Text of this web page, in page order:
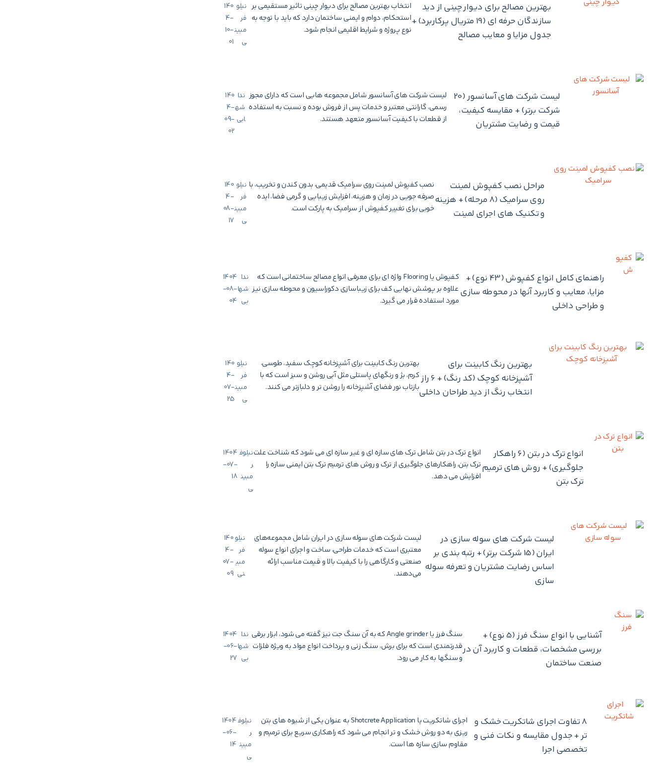
بهترین مصالح برای دیوار چینی از دید
سازندگان حرفه ای (19 متریال پرکاربرد) +
جدول مزایا و معایب مصالح
انتخاب بهترین مصالح برای دیوار چینی تاثیر مستقیمی بر
استحکام، دوام و ایمنی ساختمان دارد که باید با توجه به
نوع پروژه و شرایط اقلیمی انجام شود.
نیلو
فر
مبین
ی
140
4-
10-
01
لیست شرکت های آسانسور (20
شرکت برتر) + مقایسه کیفیت،
قیمت و رضایت مشتریان
لیست شرکت های آسانسور شامل مجموعه هایی است که دارای مجوز
رسمی، گارانتی معتبر و خدمات پس از فروش بوده و نسبت به استفاده
از قطعات با کیفیت آسانسور متعهد هستند.
ندا
شه
ابی
140
4-
09-
02
مراحل نصب کفپوش لمینت
روی سرامیک (8 مرحله) + هزینه
و تکنیک های اجرای لمینت
نصب کفپوش لمینت روی سرامیک قدیمی، بدون کندن و تخریب، با
صرفه جویی در زمان و هزینه، افزایش زیبایی و گرمی فضا، ایده
خوبی برای تغییر کفپوش از سرامیک به پارکت است.
نیلو
فر
مبین
ی
140
4-
08-
17
راهنمای کامل انواع کفپوش (43 نوع) +
مزایا، معایب و کاربرد آنها در محوطه سازی
و طراحی داخلی
کفپوش یا Flooring واژه ای برای معرفی انواع مصالح ساختمانی است که
علاوه بر پوشش نهایی کف برای زیباسازی دکوراسیون و محوطه سازی نیز
مورد استفاده قرار می گیرد.
ندا
شها
بی
1404
-08-
04
بهترین رنگ کابینت برای
آشپزخانه کوچک (کد رنگ) + 6 راز
انتخاب رنگ از دید طراحان داخلی
بهترین رنگ کابینت برای آشپزخانه کوچک سفید، طوسی،
کرم، بژ و رنگهای پاستلی مثل آبی روشن و سبز است که با
بازتاب نور فضای آشپزخانه را روشن تر و دلبازتر می کنند.
نیلو
فر
مبین
ی
140
4-
07-
25
انواع ترک در بتن (6 راهکار
جلوگیری) + روش های ترمیم
ترک بتن
انواع ترک در بتن شامل ترک های سازه ای و غیر سازه ای می شود که شناخت علت
ترک بتن، راهکارهای جلوگیری از ترک و روش های ترمیم ترک بتن ایمنی سازه را
افزایش می دهد.
نیلوف
ر
مبین
ی
1404
-07-
18
لیست شرکت های سوله سازی در
ایران (15 شرکت برتر) + رتبه بندی بر
اساس رضایت مشتریان و تعرفه سوله
سازی
لیست شرکت های سوله سازی در ایران شامل مجموعه‌های
معتبری است که خدمات طراحی، ساخت و اجرای انواع سوله
صنعتی و کارگاهی را با کیفیت بالا و قیمت مناسب ارائه
می‌دهند.
نیلو
فر
مبی
نی
140
4-
07-
09
آشنایی با انواع سنگ فرز (5 نوع) +
بررسی مشخصات، قطعات و کاربرد آن در
صنعت ساختمان
سنگ فرز یا Angle grinder که به آن سنگ جت نیز گفته می شود، ابزار برقی
قدرتمندی است که برای برش، سنگ‌ زنی و پرداخت انواع مواد به ویژه فلزات
و سنگها به کار می رود.
ندا
شها
بی
1404
-06-
27
8 تفاوت اجرای شاتکریت خشک و
تر + جدول مقایسه و نکات فنی و
تخصصی اجرا
اجرای شاتکریت یا Shotcrete Application به عنوان یکی از شیوه های بتن
ریزی به دو روش خشک و تر انجام می شود که راهکاری سریع برای ترمیم و
مقاوم‌ سازی سازه‌ ها است.
نیلوف
ر
مبین
ی
1404
-06-
14